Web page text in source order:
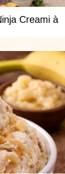
Creami à